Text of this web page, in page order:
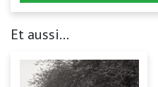
Et aussi...